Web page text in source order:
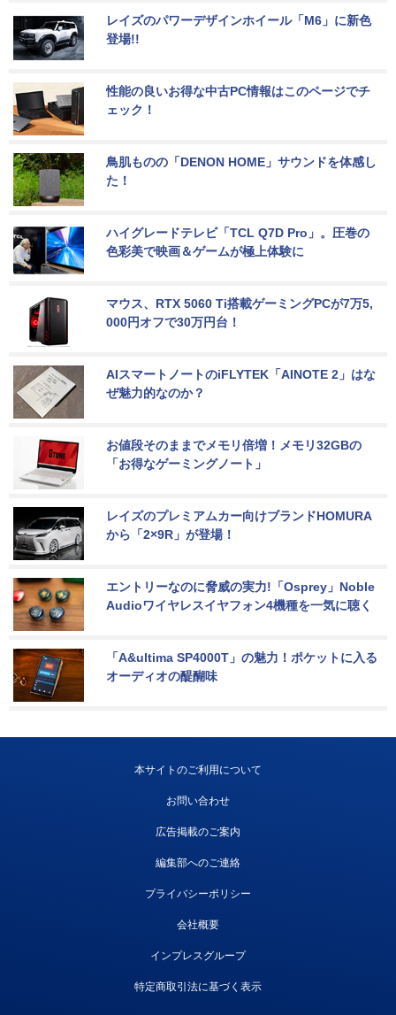
レイズのパワーデザインホイール「M6」に新色
登場!!
性能の良いお得な中古PC情報はこのページでチ
ェック！
鳥肌ものの「DENON HOME」サウンドを体感し
た！
ハイグレードテレビ「TCL Q7D Pro」。圧巻の
色彩美で映画＆ゲームが極上体験に
マウス、RTX 5060 Ti搭載ゲーミングPCが7万5,
000円オフで30万円台！
AIスマートノートのiFLYTEK「AINOTE 2」はな
ぜ魅力的なのか？
お値段そのままでメモリ倍増！メモリ32GBの
「お得なゲーミングノート」
レイズのプレミアムカー向けブランドHOMURA
から「2×9R」が登場！
エントリーなのに脅威の実力!「Osprey」Noble
Audioワイヤレスイヤフォン4機種を一気に聴く
「A&ultima SP4000T」の魅力！ポケットに入る
オーディオの醍醐味
本サイトのご利用について
お問い合わせ
広告掲載のご案内
編集部へのご連絡
プライバシーポリシー
会社概要
インプレスグループ
特定商取引法に基づく表示